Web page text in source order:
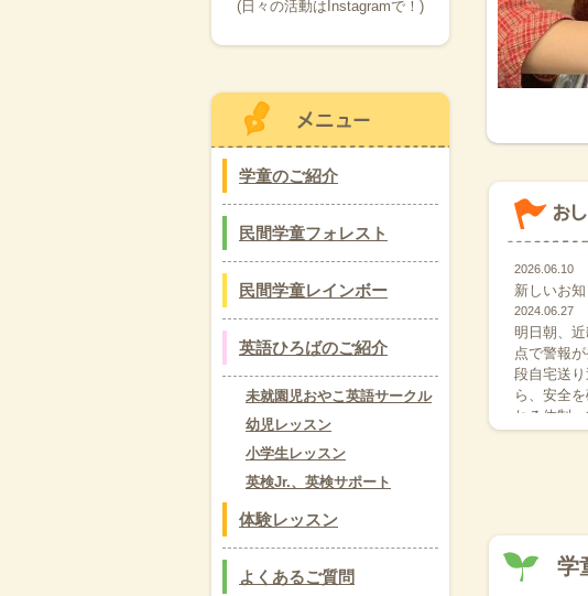
2026.06.10
新しいお知
2024.06.27
明日朝、
点で警報
段自宅送
ら、安全
れる体制
明日朝、
の場合は
送迎車を
錠方法を
学
(日々の活動はInstagramで！)
学童のご紹介
民間学童フォレスト
民間学童レインボー
英語ひろばのご紹介
未就園児おやこ英語サークル
幼児レッスン
小学生レッスン
英検Jr.、英検サポート
体験レッスン
よくあるご質問